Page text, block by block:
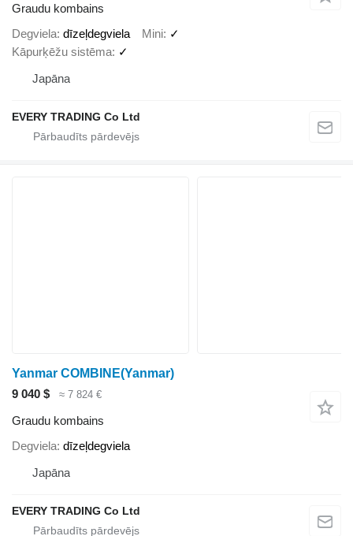
Graudu kombains
Degviela dīzeļdegviela Mini ✓
Kāpurķēžu sistēma ✓
Japāna
EVERY TRADING Co Ltd
Yanmar COMBINE(Yanmar)
9 040 $
≈ 7 824 €
Graudu kombains
Degviela dīzeļdegviela
Japāna
EVERY TRADING Co Ltd